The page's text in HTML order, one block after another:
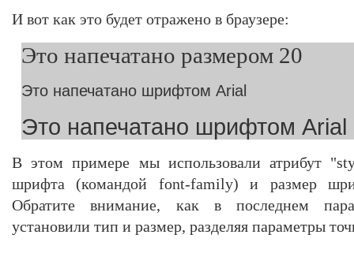
И вот как это будет отражено в браузере:
Это напечатано размером 20
Это напечатано шрифтом Arial
Это напечатано шрифтом
В этом примере мы использовали атрибут
шрифта (командой font-family) и размер
Обратите внимание, как в последнем
установили тип и размер, разделяя параметры